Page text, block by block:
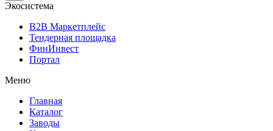
Экосистема
B2B Маркетплейс
Тендерная площадка
ФинИнвест
Портал
Меню
Главная
Каталог
Заводы